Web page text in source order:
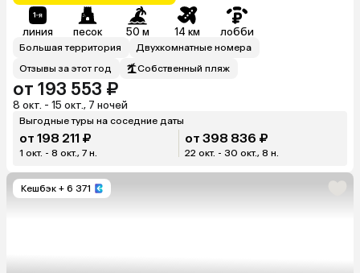
линия песок 50 м 14 км лобби
Большая территория
Двухкомнатные номера
Отзывы за этот год
Собственный пляж
от 193 553 ₽
8 окт. - 15 окт., 7 ночей
Выгодные туры на соседние даты
от 198 211 ₽
1 окт. - 8 окт., 7 н.
от 398 836 ₽
22 окт. - 30 окт., 8 н.
Кешбэк + 6 371